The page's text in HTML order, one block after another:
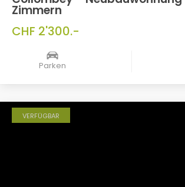
Zimmern
CHF 2'300.-
Parken
VERFÜGBAR